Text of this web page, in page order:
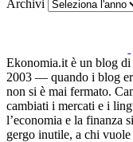
Archivi
Ekonomia.it è un blog di
2003 — quando i blog
non si è mai fermato.
cambiati i mercati e i
l’economia e la finanza
gergo inutile, a chi vuole